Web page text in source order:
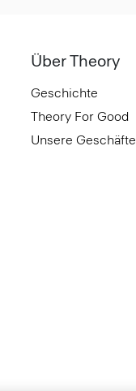
Über Theory
Geschichte
Theory For Good
Unsere Geschäfte